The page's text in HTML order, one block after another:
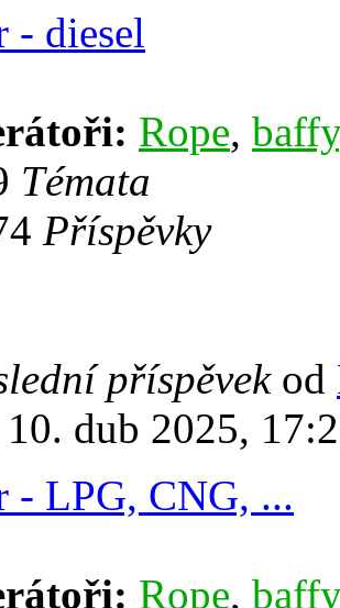
- diesel
Rope, baffy
Témata
Příspěvky
příspěvekod
dub 2025,
- LPG, CNG, ...
Rope, baffy